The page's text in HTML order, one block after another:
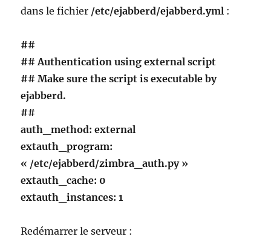
dans le fichier /etc/ejabberd/ejabberd.yml :
##
## Authentication using external script
## Make sure the script is executable by
ejabberd.
##
auth_method: external
extauth_program:
« /etc/ejabberd/zimbra_auth.py »
extauth_cache: 0
extauth_instances: 1
Redémarrer le serveur :